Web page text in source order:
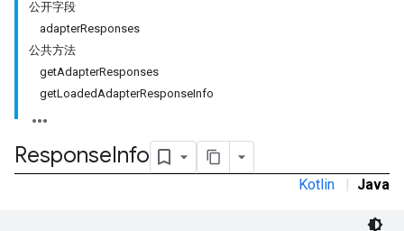
公开字段
adapterResponses
公共方法
getAdapterResponses
getLoadedAdapterResponseInfo
ResponseInfo
Kotlin | Java